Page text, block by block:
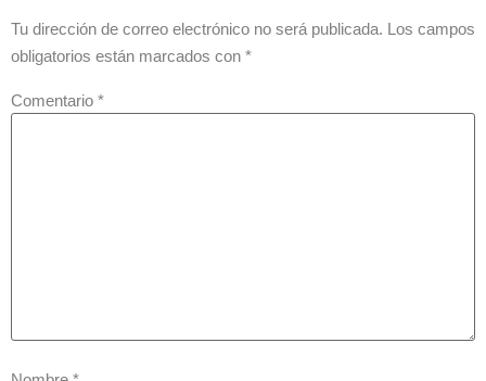
Tu dirección de correo electrónico no será publicada. Los campos
obligatorios están marcados con *
Comentario *